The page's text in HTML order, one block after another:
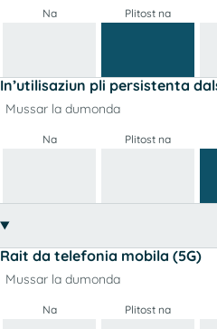
Na Plitost na
In’utilisaziun pli persistenta
Mussar la dumonda
Na Plitost na
Rait da telefonia mobila (5G)
Mussar la dumonda
Na Plitost na